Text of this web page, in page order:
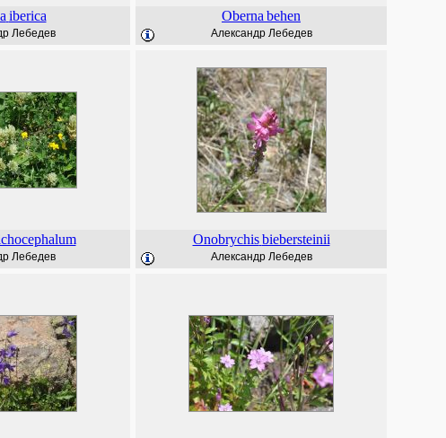
iberica
Лебедев
Oberna behen
Александр Лебедев
Лебедев
Onobrychis biebersteinii
Александр Лебедев